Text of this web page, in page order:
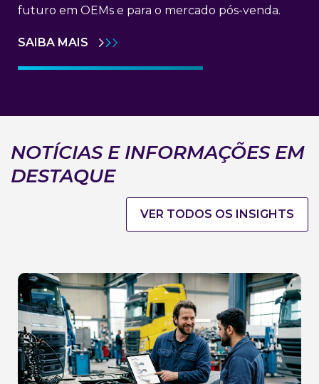
futuro em OEMs e para o mercado pós-venda.
SAIBA MAIS
NOTÍCIAS E INFORMAÇÕES EM
DESTAQUE
VER TODOS OS INSIGHTS